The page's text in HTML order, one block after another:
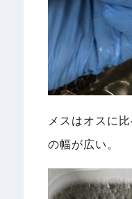
メスはオスに
の幅が広い。